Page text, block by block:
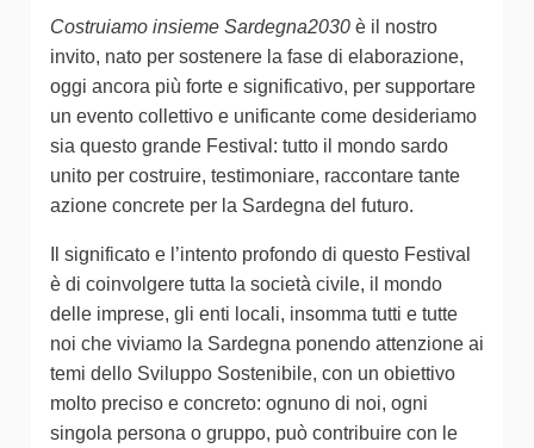
Costruiamo insieme Sardegna2030 è il nostro
invito, nato per sostenere la fase di elaborazione,
oggi ancora più forte e significativo, per supportare
un evento collettivo e unificante come desideriamo
sia questo grande Festival: tutto il mondo sardo
unito per costruire, testimoniare, raccontare tante
azione concrete per la Sardegna del futuro.
Il significato e l’intento profondo di questo Festival
è di coinvolgere tutta la società civile, il mondo
delle imprese, gli enti locali, insomma tutti e tutte
noi che viviamo la Sardegna ponendo attenzione ai
temi dello Sviluppo Sostenibile, con un obiettivo
molto preciso e concreto: ognuno di noi, ogni
singola persona o gruppo, può contribuire con le